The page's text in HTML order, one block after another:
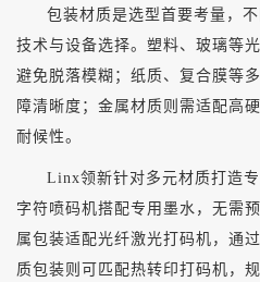
包装材质是选型首要考量，
技术与设备选择。塑料、玻璃等
避免脱落模糊；纸质、复合膜等
障清晰度；金属材质则需适配高
耐候性。
Linx领新针对多元材质打造
字符喷码机搭配专用墨水，无需
属包装适配光纤激光打码机，通
质包装则可匹配热转印打码机，